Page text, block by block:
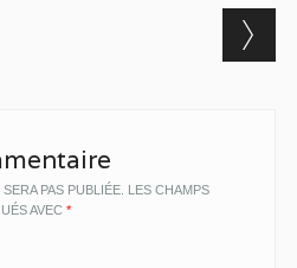
PAS PUBLIÉE.
LES CHAMPS
AVEC *